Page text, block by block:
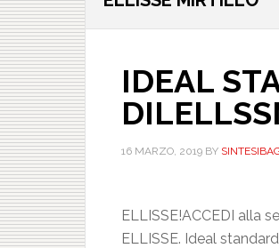
IDEAL
16 MARZO, 2019BY
ELLISSE!ACCEDI alla
ELLISSE. Ideal